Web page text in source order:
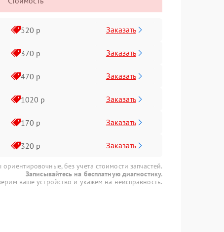
520 р Заказать
370 р Заказать
470 р Заказать
1020 р Заказать
170 р Заказать
320 р Заказать
без учета стоимости запчастей.
Записывайтесь на бесплатную диагностику.
ваше устройство и укажем на неисправность.